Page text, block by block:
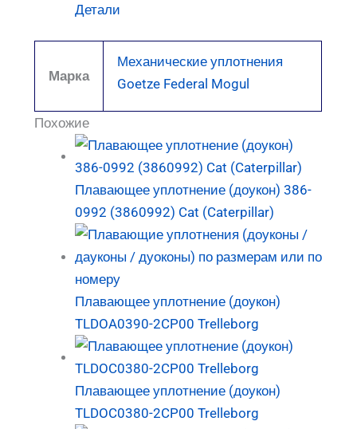
Детали
Марка
Механические уплотнения
Goetze Federal Mogul
Похожие
Плавающее уплотнение (доукон) 386-
0992 (3860992) Cat (Caterpillar)
Плавающее уплотнение (доукон)
TLDOA0390-2CP00 Trelleborg
Плавающее уплотнение (доукон)
TLDOC0380-2CP00 Trelleborg